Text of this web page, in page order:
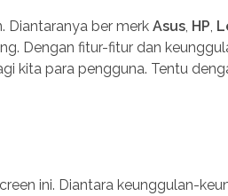
Diantaranya ber merk Asus HP
Dengan fitur-fitur dan
kita para pengguna. Tentu
ini. Diantara keunggulan-